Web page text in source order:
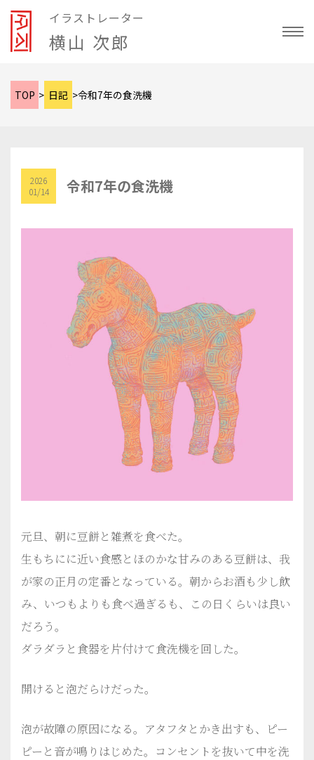
イラストレーター
横山 次郎
TOP > 日記 >令和7年の食洗機
2026
01/14
令和7年の食洗機
元旦、朝に豆餅と雑煮を食べた。
生もちにに近い食感とほのかな甘みのある豆餅は、我
が家の正月の定番となっている。朝からお酒も少し飲
み、いつもよりも食べ過ぎるも、この日くらいは良い
だろう。
ダラダラと食器を片付けて食洗機を回した。
開けると泡だらけだった。
泡が故障の原因になる。アタフタとかき出すも、ピー
ピーと音が鳴りはじめた。コンセントを抜いて中を洗